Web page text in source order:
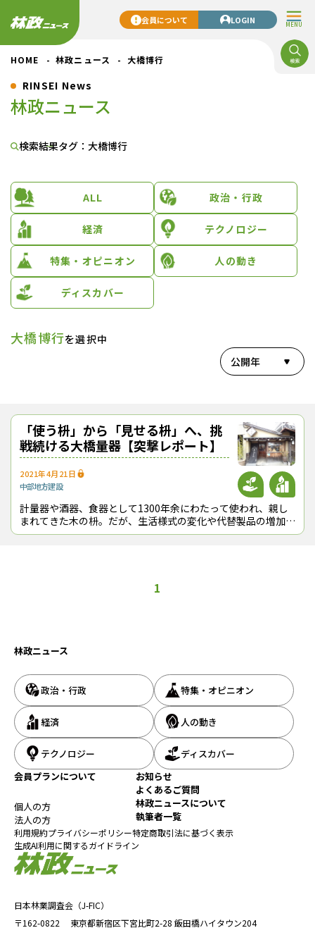
MENU
会員について LOGIN
HOME 林政ニュース 大橋博行
RINSEI News
林政ニュース
検索結果タグ：大橋博行
ALL 政治・行政
経済 テクノロジー
特集・オピニオン 人の動き
ディスカバー
大橋博行を選択中
公開年
「使う枡」から「見せる枡」へ、挑
戦続ける大橋量器【突撃レポート】
2021年4月21日
中部地方建設
計量器や酒器、食器として1300年余にわたって使われ、親し
まれてきた木の枡。だが、生活様式の変化や代替製品の増加
で、従来の用途は狭まっており、計量器としてのニーズはほぼ
1
日本林業調査会（J-FIC）
〒162-0822
東京都新宿区下宮比町2-28 飯田橋ハイタウン204
林政ニュース
政治・行政 特集・オピニオン
経済 人の動き
テクノロジー
ディスカバー
会員プランについて
個人の方
法人の方
お知らせ
よくあるご質問
林政ニュースについて
執筆者一覧
利用規約プライバシーポリシー特定商取引法に基づく表示
生成AI利用に関するガイドライン